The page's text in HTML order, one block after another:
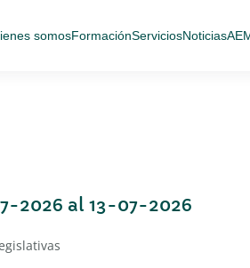
somosFormaciónServiciosNoticias
2026 al 13-07-2026